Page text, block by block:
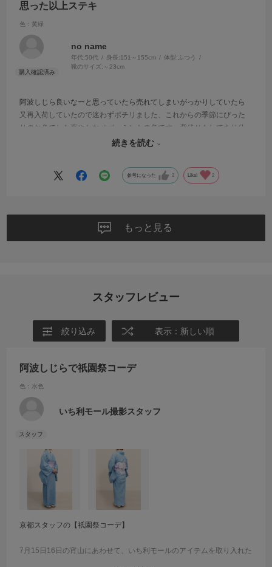
思った以上ステキ
色：黄緑
no name
年代:50代 身長:151～155cm 体型:ふつう
靴のサイズ: ～23cm
阿波しじら良いなーと思っていたら売れてしまいがっかりしていたら
又再入荷していたので迷わずポチリました、これからの季節にぴった
りのお色でした爽やかなペパーミントの色です、背伏せもしてあり仕
立てもいつもと同じく丁寧でした。普段に着るので肩ひじ張らず着れ
続きを読む
参考になった 2 Like! 2
もっと見る
スタッフレビュー
絞り込み 表示：新しい順
阿波しじらで祇園祭コーデ
色：水色
いち利モール撮影スタッフ
京都スタッフの【祇園祭コーデ】
7月15日16日の宵山にあわせて、いち利モールのアイテムを取り入れた